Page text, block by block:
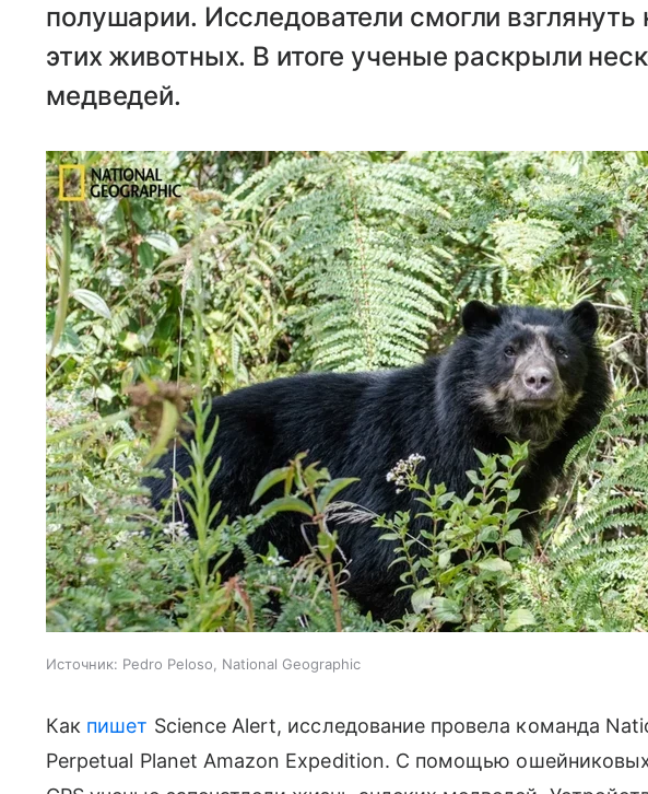
полушарии. Исследователи смогли взглянуть
этих животных. В итоге ученые раскрыли
медведей.
Источник: Pedro Peloso, National Geographic
Как пишет Science Alert, исследование провела команда
Perpetual Planet Amazon Expedition. С помощью